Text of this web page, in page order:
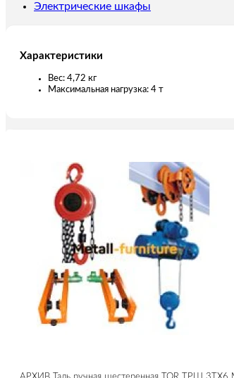
Электрические шкафы
Характеристики
Вес: 4,72 кг
Максимальная нагрузка: 4 т